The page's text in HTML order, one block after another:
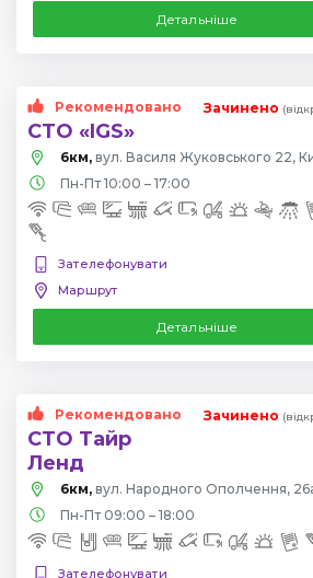
Детальніше
Рекомендовано
СТО «IGS»
Зачинено
6км, вул. Василя Жуковського 22,
Пн-Пт 10:00 – 17:00
Зателефонувати
Маршрут
Детальніше
Рекомендовано
СТО Тайр
Ленд
Зачинено
6км, вул. Народного Ополчення,
Пн-Пт 09:00 – 18:00
Зателефонувати